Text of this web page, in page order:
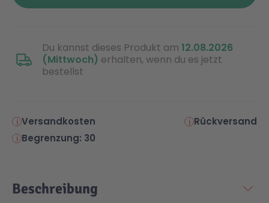
Du kannst dieses Produkt am 12.08.2026
(Mittwoch) erhalten, wenn du es jetzt
bestellst
Versandkosten
Rückversand
Begrenzung: 30
Beschreibung